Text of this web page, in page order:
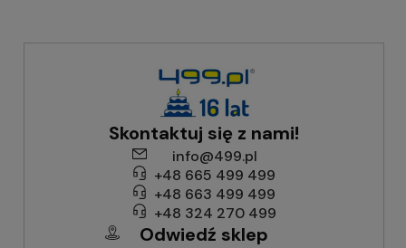
Skontaktuj się z nami!
info@499.pl
+48 665 499 499
+48 663 499 499
+48 324 270 499
Odwiedź sklep